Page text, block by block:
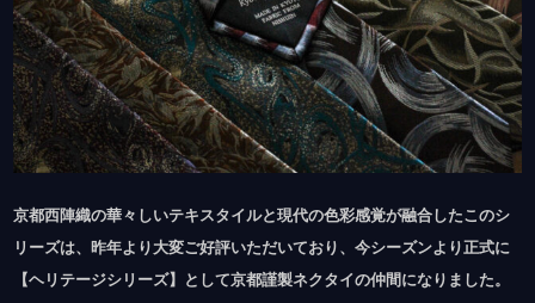
京都西陣織の華々しいテキスタイルと現代の色彩感覚が融合したこのシ
リーズは、昨年より大変ご好評いただいており、今シーズンより正式に
【ヘリテージシリーズ】として京都謹製ネクタイの仲間になりました。